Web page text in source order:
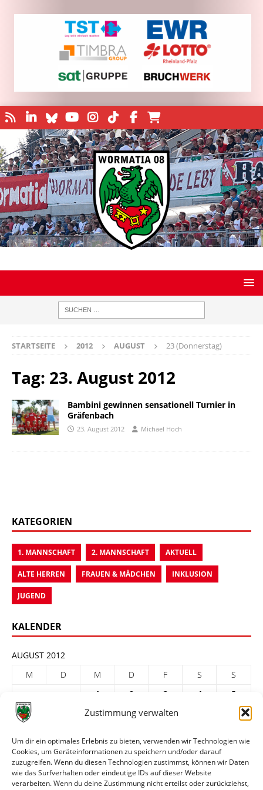
Zustimmung verwalten
Um dir ein optimales Erlebnis zu bieten, verwenden wir Technologien wie
Cookies, um Geräteinformationen zu speichern und/oder darauf
zuzugreifen. Wenn du diesen Technologien zustimmst, können wir Daten
wie das Surfverhalten oder eindeutige IDs auf dieser Website
verarbeiten. Wenn du deine Zustimmung nicht erteilst oder zurückziehst,
STARTSEITE 2012 AUGUST 23 (Donnerstag)
Tag: 23. August 2012
Bambini gewinnen sensationell Turnier in
Gräfenbach
23. August 2012 Michael Hoch
KATEGORIEN
1. MANNSCHAFT 2. MANNSCHAFT AKTUELL
ALTE HERREN FRAUEN & MÄDCHEN INKLUSION
JUGEND
KALENDER
AUGUST 2012
M
D M D F S
S
1
2 3 4
5
6
8 9 10
20
21 22 23 24 25
27
28 29 30
31